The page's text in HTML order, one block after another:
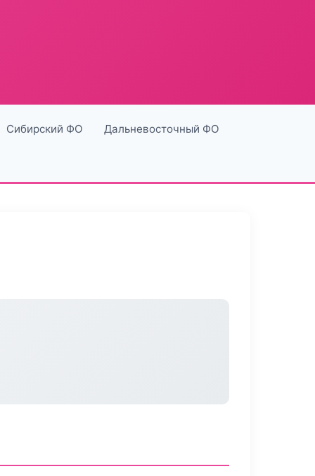
Сибирский ФО Дальневосточный ФО